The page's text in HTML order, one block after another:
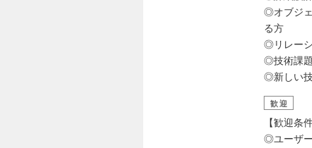
◎オブジ
る方
◎リレー
◎技術課
◎新しい
歓迎
【歓迎条件
◎ユーザ